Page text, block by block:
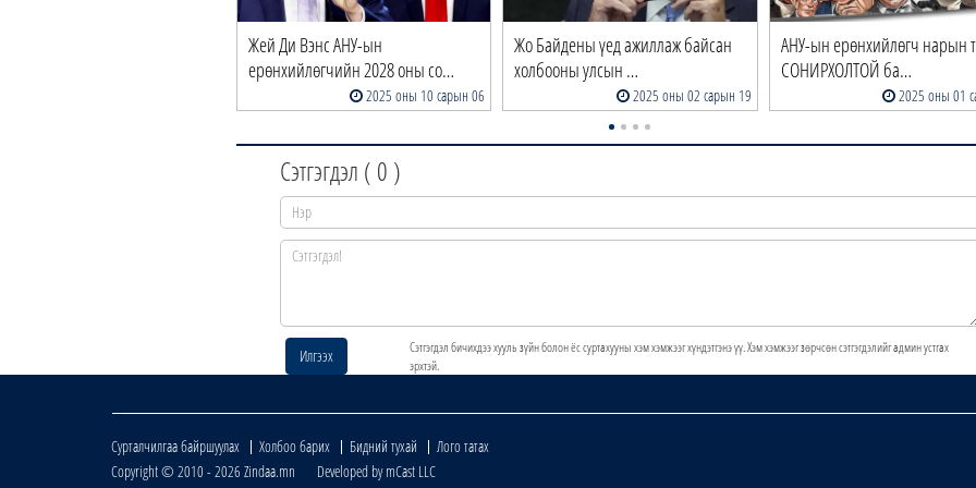
Жей Ди Вэнс АНУ-ын
ерөнхийлөгчийн 2028 оны со…
2025 оны 10 сарын 06
Жо Байдены үед ажиллаж байсан
холбооны улсын …
2025 оны 02 сарын 19
АНУ-ын ерөнхийлөгч нарын
СОНИРХОЛТОЙ ба…
2025 оны 01
Сэтгэгдэл ( 0 )
Илгээх
Сэтгэгдэл бичихдээ хууль зүйн болон ёс суртахууны хэм хэмжээг хүндэтгэнэ үү. Хэм хэмжээг зөрчсөн сэтгэгдэлийг админ устгах
эрхтэй.
Сурталчилгаа байршуулах Холбоо барих Бидний тухай
Лого татах
Copyright © 2010 - 2026 Zindaa.mn Developed by mCast LLC